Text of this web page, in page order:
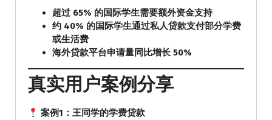
超过 65% 的国际学生需要额外资金支持
约 40% 的国际学生通过私人贷款支付部分学费
或生活费
海外贷款平台申请量同比增长 50%
真实用户案例分享
案例1：王同学的学费贷款